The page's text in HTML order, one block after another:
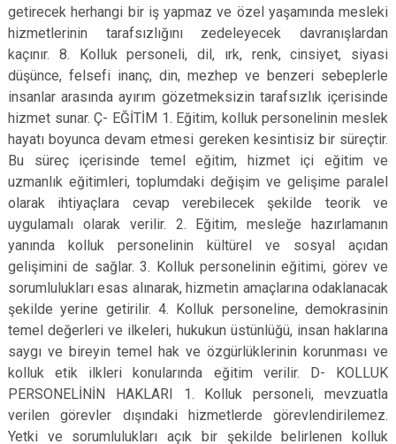
getirecek herhangi bir iş yapmaz ve özel yaşamında mesleki
hizmetlerinin tarafsızlığını zedeleyecek davranışlardan
kaçınır. 8. Kolluk personeli, dil, ırk, renk, cinsiyet, siyasi
düşünce, felsefi inanç, din, mezhep ve benzeri sebeplerle
insanlar arasında ayırım gözetmeksizin tarafsızlık içerisinde
hizmet sunar. Ç- EĞİTİM 1. Eğitim, kolluk personelinin meslek
hayatı boyunca devam etmesi gereken kesintisiz bir süreçtir.
Bu süreç içerisinde temel eğitim, hizmet içi eğitim ve
uzmanlık eğitimleri, toplumdaki değişim ve gelişime paralel
olarak ihtiyaçlara cevap verebilecek şekilde teorik ve
uygulamalı olarak verilir. 2. Eğitim, mesleğe hazırlamanın
yanında kolluk personelinin kültürel ve sosyal açıdan
gelişimini de sağlar. 3. Kolluk personelinin eğitimi, görev ve
sorumlulukları esas alınarak, hizmetin amaçlarına odaklanacak
şekilde yerine getirilir. 4. Kolluk personeline, demokrasinin
temel değerleri ve ilkeleri, hukukun üstünlüğü, insan haklarına
saygı ve bireyin temel hak ve özgürlüklerinin korunması ve
kolluk etik ilkleri konularında eğitim verilir. D- KOLLUK
PERSONELİNİN HAKLARI 1. Kolluk personeli, mevzuatla
verilen görevler dışındaki hizmetlerde görevlendirilemez.
Yetki ve sorumlulukları açık bir şekilde belirlenen kolluk